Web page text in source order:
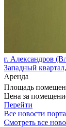
г. Александров
Западный
Аренда
Площадь
Цена за
Перейти
Все новости
Смотреть все